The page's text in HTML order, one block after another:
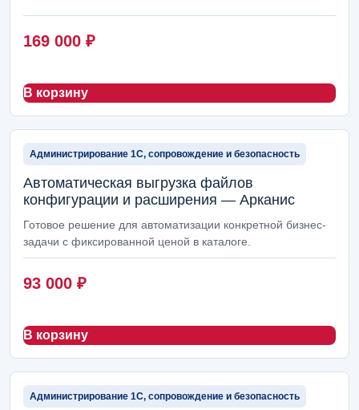
Импорт, ВЭД и таможня 80
Розница, кассы и торговые точки 71
Бухгалтерия и регламентный учет 70
Клиентский сервис и мессенджеры
Кадры, ЗУП и табель
Логистика, доставка и транспорт
Прайс-лист услуг
Сайты, интернет-магазины и Битрикс24
169 000 ₽
В корзину
Администрирование 1С, сопровождение и безопасность
Автоматическая выгрузка файлов
конфигурации и расширения — Арканис
Готовое решение для автоматизации конкретной бизнес-
задачи с фиксированной ценой в каталоге.
93 000 ₽
В корзину
Администрирование 1С, сопровождение и безопасность